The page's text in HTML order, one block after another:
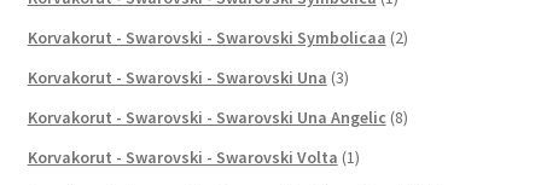
Korvakorut - Swarovski - Swarovski Symbolicaa (2)
Korvakorut - Swarovski - Swarovski Una (3)
Korvakorut - Swarovski - Swarovski Una Angelic (8)
Korvakorut - Swarovski - Swarovski Volta (1)